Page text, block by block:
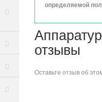
определяемой
отзывы
Оставьте отзыв об